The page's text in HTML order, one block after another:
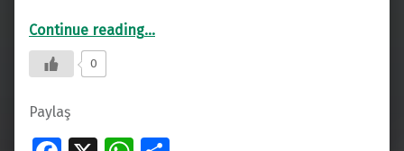
Continue reading“İlim akla öncelenir, ilim aklın efendisidir. İlim ve akıl şiiri”
…
0
Paylaş